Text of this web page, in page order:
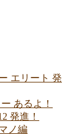
エリート 発
あるよ！
発進！
ノ編